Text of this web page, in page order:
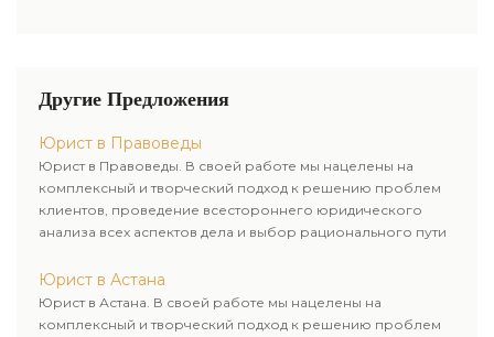
«сюрпризы» для Клиента.
Другие Предложения
Юрист в Правоведы
Юрист в Правоведы. В своей работе мы нацелены на
комплексный и творческий подход к решению проблем
клиентов, проведение всестороннего юридического
анализа всех аспектов дела и выбор рационального пути
Юрист в Астана
Юрист в Астана. В своей работе мы нацелены на
комплексный и творческий подход к решению проблем